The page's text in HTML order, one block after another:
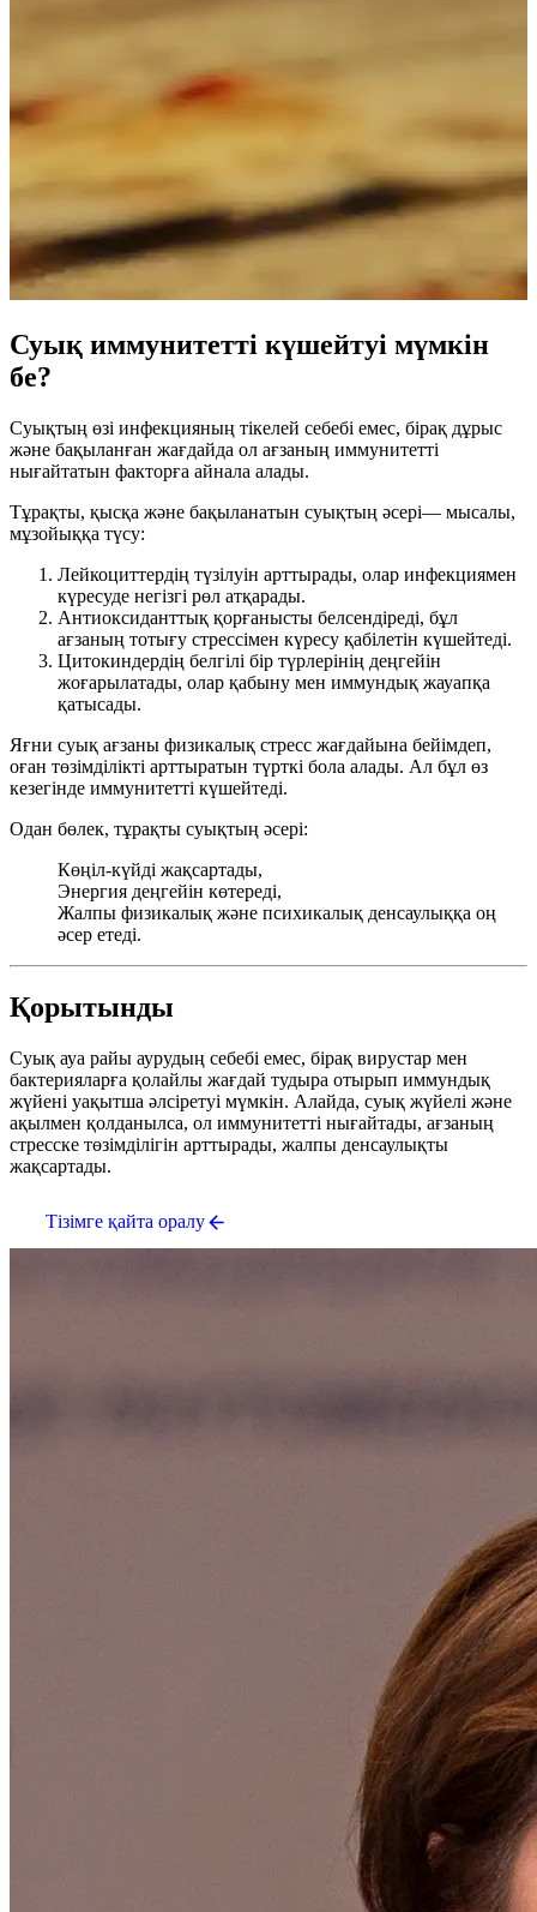
Суық иммунитетті күшейтуі мүмкін
бе?
Суықтың өзі инфекцияның тікелей себебі емес, бірақ дұрыс
және бақыланған жағдайда ол ағзаның иммунитетті
нығайтатын факторға айнала алады.
Тұрақты, қысқа және бақыланатын суықтың әсері— мысалы,
мұзойыққа түсу:
Лейкоциттердің түзілуін арттырады, олар инфекциямен
күресуде негізгі рөл атқарады.
Антиоксиданттық қорғанысты белсендіреді, бұл
ағзаның тотығу стрессімен күресу қабілетін күшейтеді.
Цитокиндердің белгілі бір түрлерінің деңгейін
жоғарылатады, олар қабыну мен иммундық жауапқа
қатысады.
Яғни суық ағзаны физикалық стресс жағдайына бейімдеп,
оған төзімділікті арттыратын түрткі бола алады. Ал бұл өз
кезегінде иммунитетті күшейтеді.
Одан бөлек, тұрақты суықтың әсері:
Көңіл-күйді жақсартады,
Энергия деңгейін көтереді,
Жалпы физикалық және психикалық денсаулыққа оң
әсер етеді.
Қорытынды
Суық ауа райы аурудың себебі емес, бірақ вирустар мен
бактерияларға қолайлы жағдай тудыра отырып иммундық
жүйені уақытша әлсіретуі мүмкін. Алайда, суық жүйелі және
ақылмен қолданылса, ол иммунитетті нығайтады, ағзаның
стресске төзімділігін арттырады, жалпы денсаулықты
жақсартады.
Тізімге қайта оралу